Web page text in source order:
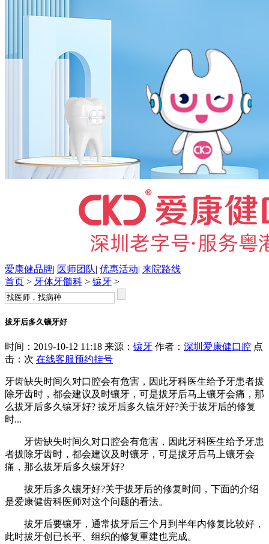
爱康健品牌| 医师团队| 优惠活动| 来院路线
首页 > 牙体牙髓科 > 镶牙 >
拔牙后多久镶牙好
时间：2019-10-12 11:18 来源： 镶牙 作者： 深圳爱康健口腔 点
击： 次 在线客服预约挂号
牙齿缺失时间久对口腔会有危害，因此牙科医生给予牙患者拔
除牙齿时，都会建议及时镶牙，可是拔牙后马上镶牙会痛，那
么拔牙后多久镶牙好? 拔牙后多久镶牙好?关于拔牙后的修复
时...
牙齿缺失时间久对口腔会有危害，因此牙科医生给予牙患
者拔除牙齿时，都会建议及时镶牙，可是拔牙后马上镶牙会
痛，那么拔牙后多久镶牙好?
拔牙后多久镶牙好?关于拔牙后的修复时间，下面的介绍
是爱康健齿科医师对这个问题的看法。
拔牙后要镶牙，通常拔牙后三个月到半年内修复比较好，
此时拔牙创已长平、组织的修复重建也完成。